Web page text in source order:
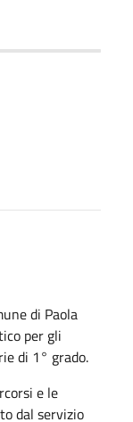
di Paola
per gli
di 1° grado.
e le
dal servizio